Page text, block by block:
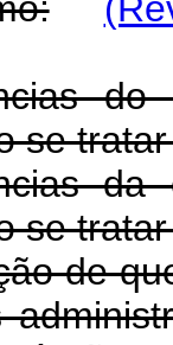
do
se
da
se
de